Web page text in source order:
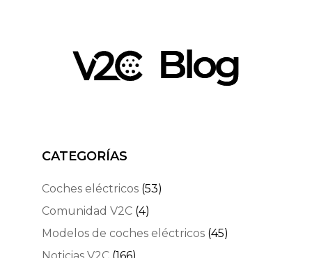
CATEGORÍAS
Coches eléctricos (53)
Comunidad V2C (4)
Modelos de coches eléctricos (45)
Noticias V2C (166)